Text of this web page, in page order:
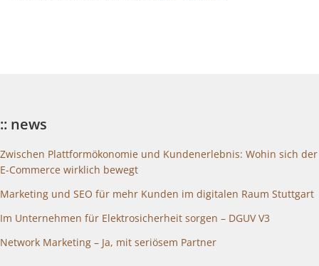
:: news
Zwischen Plattformökonomie und Kundenerlebnis: Wohin sich der
E-Commerce wirklich bewegt
Marketing und SEO für mehr Kunden im digitalen Raum Stuttgart
Im Unternehmen für Elektrosicherheit sorgen – DGUV V3
Network Marketing – Ja, mit seriösem Partner